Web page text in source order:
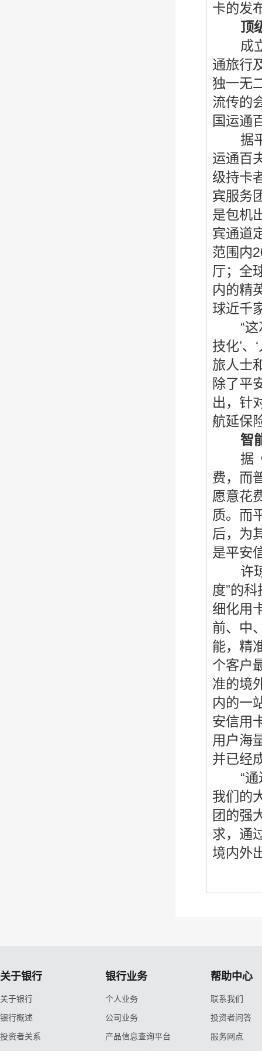
卡的发
顶
成立
通旅行
独一无
流传的
国运通
据平
运通百
级持卡
宾服务
是包机
宾通道
范围内
厅；全
内的精
球近千
“这次
技化’
旅人士
除了平
出，针
航延保
智
据《
费，而
愿意花
质。而
后，为
是平安
许琼
度”的
细化用
前、中
能，精
个客户
准的境
内的一
安信用
用户海
并已经
“通过
我们的
团的强
求，通
境内外
关于银行
关于银行
银行概述
投资者关系
银行业务
个人业务
公司业务
产品信息查询平台
帮助中心
联系我们
投资者问答
服务网点